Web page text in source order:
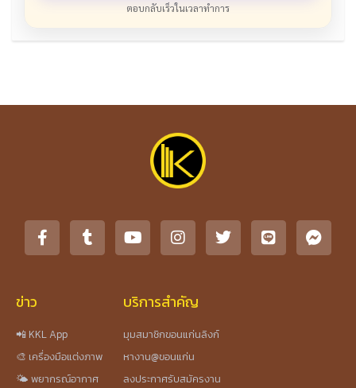
ตอบกลับเร็วในเวลาทำการ
ข่าว
📲 KKL App
🎨 เครื่องมือแต่งภาพ
🌤️ พยากรณ์อากาศ
บริการสำคัญ
มุมสมาชิกขอนแก่นลิงก์
หางาน@ขอนแก่น
ลงประกาศรับสมัครงาน